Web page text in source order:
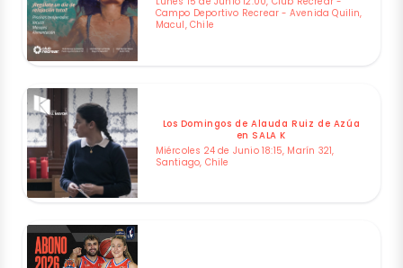
Campo Deportivo Recrear - Avenida Quilin,
Macul, Chile
Los Domingos de Alauda Ruiz de Azúa
en SALA K
Miércoles 24 de Junio 18:15, Marín 321,
Santiago, Chile